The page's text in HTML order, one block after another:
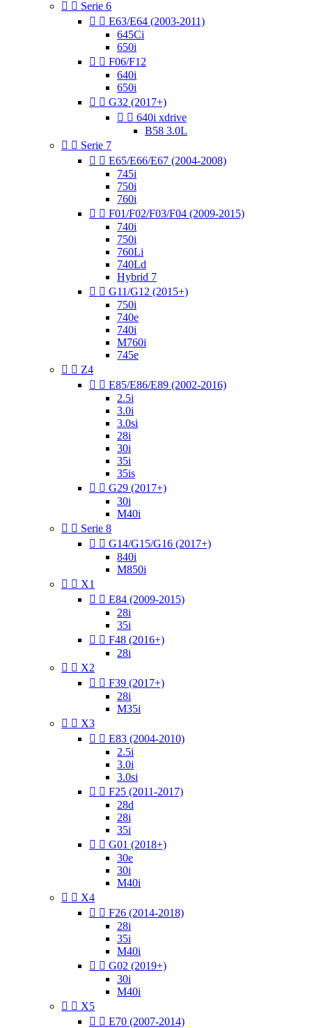
  Serie 6
  E63/E64 (2003-2011)
645Ci
650i
  F06/F12
640i
650i
  G32 (2017+)
  640i xdrive
B58 3.0L
  Serie 7
  E65/E66/E67 (2004-2008)
745i
750i
760i
  F01/F02/F03/F04 (2009-2015)
740i
750i
760Li
740Ld
Hybrid 7
  G11/G12 (2015+)
750i
740e
740i
M760i
745e
  Z4
  E85/E86/E89 (2002-2016)
2.5i
3.0i
3.0si
28i
30i
35i
35is
  G29 (2017+)
30i
M40i
  Serie 8
  G14/G15/G16 (2017+)
840i
M850i
  X1
  E84 (2009-2015)
28i
35i
  F48 (2016+)
28i
  X2
  F39 (2017+)
28i
M35i
  X3
  E83 (2004-2010)
2.5i
3.0i
3.0si
  F25 (2011-2017)
28d
28i
35i
  G01 (2018+)
30e
30i
M40i
  X4
  F26 (2014-2018)
28i
35i
M40i
  G02 (2019+)
30i
M40i
  X5
  E70 (2007-2014)